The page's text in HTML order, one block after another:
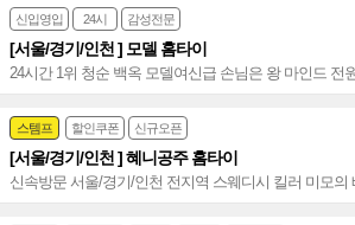
신입영입 24시 감성전문
[서울/경기/인천 ] 모델 홈타이
24시간 1위 청순 백옥 모델여신급 손님은 왕 마인드 전
빠른 힐링 서울홈타이~~♥
스템프 할인쿠폰 신규오픈
[서울/경기/인천 ] 혜니공주 홈타이
신속방문 서울/경기/인천 전지역 스웨디시 킬러 미모의
감성~♥